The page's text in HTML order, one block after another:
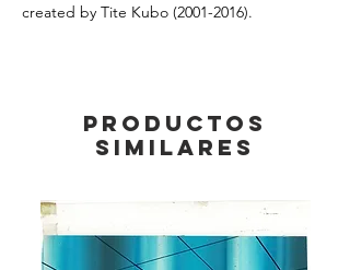
created by Tite Kubo (2001-2016).
Productos
similares